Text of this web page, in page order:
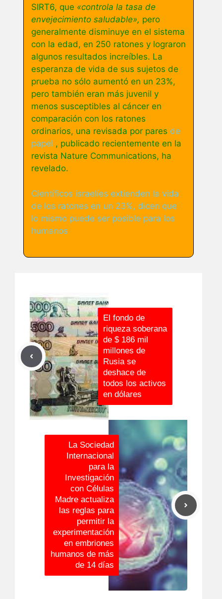
SIRT6, que «controla la tasa de
envejecimiento saludable», pero
generalmente disminuye en el sistema
con la edad, en 250 ratones y lograron
algunos resultados increíbles. La
esperanza de vida de sus sujetos de
prueba no sólo aumentó en un 23%,
pero también eran más juvenil y
menos susceptibles al cáncer en
comparación con los ratones
ordinarios, una revisada por pares de
papel , publicado recientemente en la
revista Nature Communications, ha
revelado.
Científicos israelíes extienden la vida
de los ratones en un 23%, dicen que
lo mismo puede ser posible para los
humanos
El fondo de
riqueza soberana
de $ 186 mil
millones de
Rusia se
deshace de
todos los activos
en dólares
La Sociedad
Internacional
para la
Investigación
con Células
Madre actualiza
las reglas para
permitir la
experimentación
en embriones
humanos de más
de 14 días